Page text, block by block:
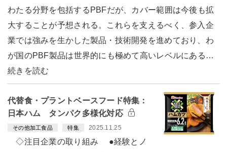
わたる分野を包括するPBFだが、カバー範囲は今後も拡
大することが予想される。これらを支えるべく、参入企
業では強みを生かした製品・技術開発を進めており、わ
が国のPBF製品は世界的にも極めて高いレベルにある…
続きを読む
代替食・プラントベースフード特集：
日本ハム タンパク多様化対応
その他加工食品 特集 2025.11.25
◇注目企業の取り組み ●経験とノ